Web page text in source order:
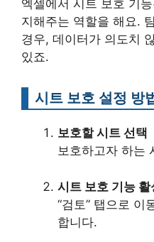
엑셀에서 시트 보호 기
지해주는 역할을 해요.
경우, 데이터가 의도치
있죠.
시트 보호 설정 방
보호할 시트 선택
보호하고자 하는
시트 보호 기능 활
“검토” 탭으로 이
합니다.